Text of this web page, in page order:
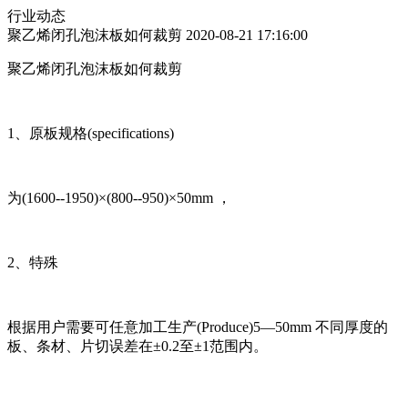
行业动态
聚乙烯闭孔泡沫板如何裁剪 2020-08-21 17:16:00
聚乙烯闭孔泡沫板如何裁剪
1、原板规格(specifications)
为(1600--1950)×(800--950)×50mm ，
2、特殊
根据用户需要可任意加工生产(Produce)5—50mm 不同厚度的
板、条材、片切误差在±0.2至±1范围内。